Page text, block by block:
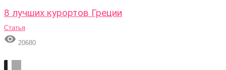
8 лучших курортов Греции
Статья
 20680